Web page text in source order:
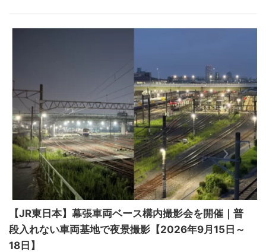
【JR東日本】幕張車両ベース構内撮影会を開催｜普
段入れない車両基地で夜景撮影【2026年9月15日～
18日】